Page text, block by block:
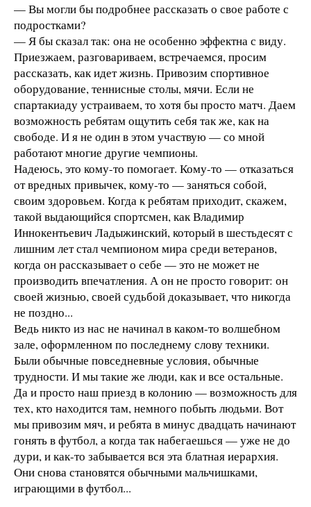
— Вы могли бы подробнее рассказать о свое работе с
подростками?
— Я бы сказал так: она не особенно эффектна с виду.
Приезжаем, разговариваем, встречаемся, просим
рассказать, как идет жизнь. Привозим спортивное
оборудование, теннисные столы, мячи. Если не
спартакиаду устраиваем, то хотя бы просто матч. Даем
возможность ребятам ощутить себя так же, как на
свободе. И я не один в этом участвую — со мной
работают многие другие чемпионы.
Надеюсь, это кому-то помогает. Кому-то — отказаться
от вредных привычек, кому-то — заняться собой,
своим здоровьем. Когда к ребятам приходит, скажем,
такой выдающийся спортсмен, как Владимир
Иннокентьевич Ладыжинский, который в шестьдесят с
лишним лет стал чемпионом мира среди ветеранов,
когда он рассказывает о себе — это не может не
производить впечатления. А он не просто говорит: он
своей жизнью, своей судьбой доказывает, что никогда
не поздно...
Ведь никто из нас не начинал в каком-то волшебном
зале, оформленном по последнему слову техники.
Были обычные повседневные условия, обычные
трудности. И мы такие же люди, как и все остальные.
Да и просто наш приезд в колонию — возможность для
тех, кто находится там, немного побыть людьми. Вот
мы привозим мяч, и ребята в минус двадцать начинают
гонять в футбол, а когда так набегаешься — уже не до
дури, и как-то забывается вся эта блатная иерархия.
Они снова становятся обычными мальчишками,
играющими в футбол...